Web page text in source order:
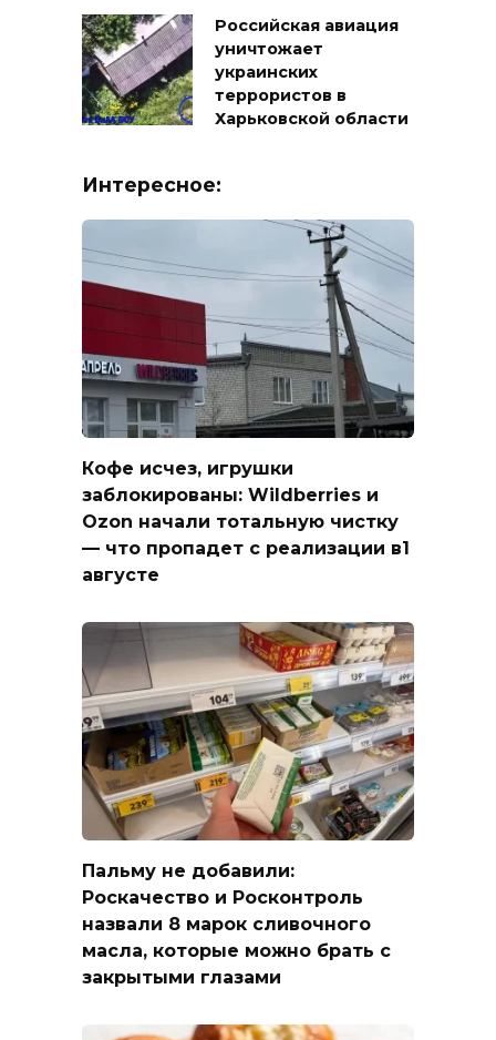
Российская авиация
уничтожает
украинских
террористов в
Харьковской области
Интересное:
Кофе исчез, игрушки
заблокированы: Wildberries и
Ozon начали тотальную чистку
— что пропадет с реализации в1
августе
Пальму не добавили:
Роскачество и Росконтроль
назвали 8 марок сливочного
масла, которые можно брать с
закрытыми глазами